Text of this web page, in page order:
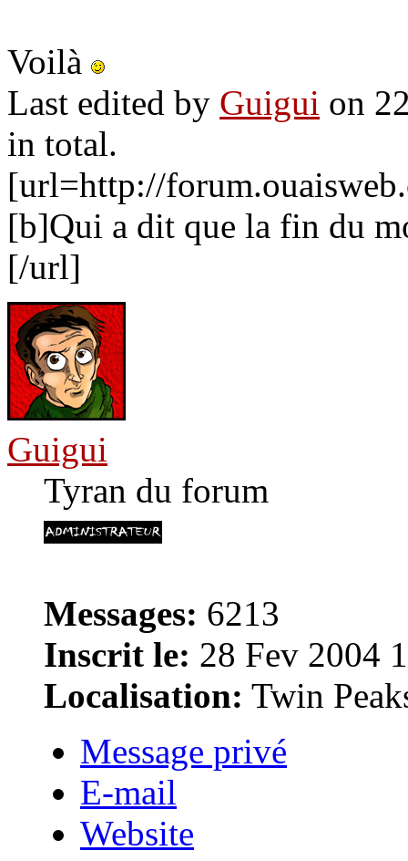
Voilà
Last edited by Guigui on
in total.
[url=http://
[b]Qui a dit que la fin du
[/url]
Guigui
Tyran du forum
Messages: 6213
Inscrit le: 28 Fev 2004
Localisation: Twin
Message privé
E-mail
Website